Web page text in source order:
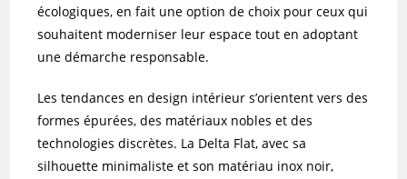
écologiques, en fait une option de choix pour ceux qui
souhaitent moderniser leur espace tout en adoptant
une démarche responsable.
Les tendances en design intérieur s’orientent vers des
formes épurées, des matériaux nobles et des
technologies discrètes. La Delta Flat, avec sa
silhouette minimaliste et son matériau inox noir,